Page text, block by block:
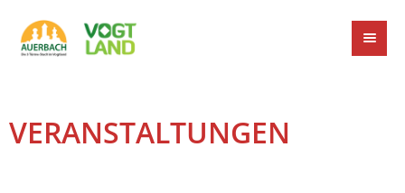
VERANSTALTUNGEN